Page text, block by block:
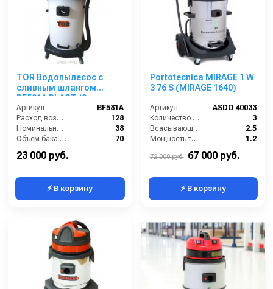
TOR Водопылесос с
сливным шлангом
BF581A PLAST (2
мотора)
Артикул:
BF581A
Расход воздуха (л/сек):
128
Номинальный диаметр принадлежностей (мм):
38
Объём бака (л):
70
Рабочая ширина основной насадки (мм):
23 000 руб.
⚡ В корзину
Portotecnica MIRAGE 1 W
3 76 S (MIRAGE 1640)
Артикул:
ASDO 40033
Количество турбин (шт):
3
Всасывающий шланг (м):
2.5
Мощность турбины (Вт):
1.2
72 000 руб. 67 000 руб.
⚡ В корзину